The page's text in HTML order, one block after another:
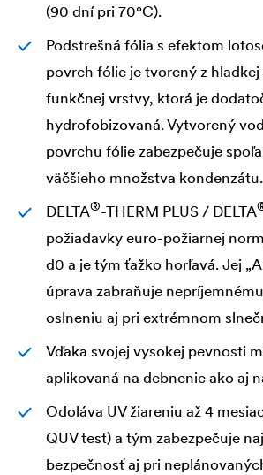
(90 dní pri 70°C).
Podstrešná fólia s efektom
povrch fólie je tvorený z
funkčnej vrstvy, ktorá je
hydrofobizovaná. Vytvorený
povrchu fólie zabezpečuje
väčšieho množstva kondenzátu.
DELTA®-THERM PLUS / DELTA
požiadavky euro-požiarnej
d0 a je tým ťažko horľavá. Jej
úprava zabraňuje
oslneniu aj pri extrémnom
Vďaka svojej vysokej pevnosti
aplikovaná na debnenie ako aj
Odoláva UV žiareniu až 4
QUV test) a tým zabezpečuje
bezpečnosť aj pri